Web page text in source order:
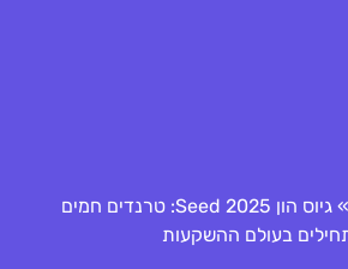
»
גיוס הון Seed 2025: טרנדים חמים
בעולם ההשקעות